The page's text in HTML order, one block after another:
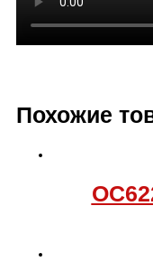
Похожие